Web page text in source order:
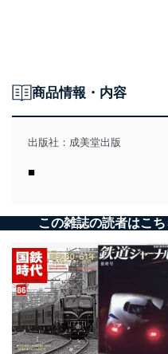
商品情報・内容
出版社： 成美堂出版
■
この雑誌の読者はこ